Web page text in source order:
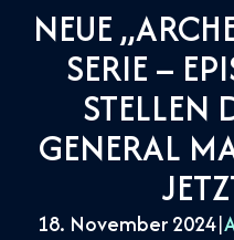
NEUE
SERIE –
STELLEN
GENERAL
18. November 2024|